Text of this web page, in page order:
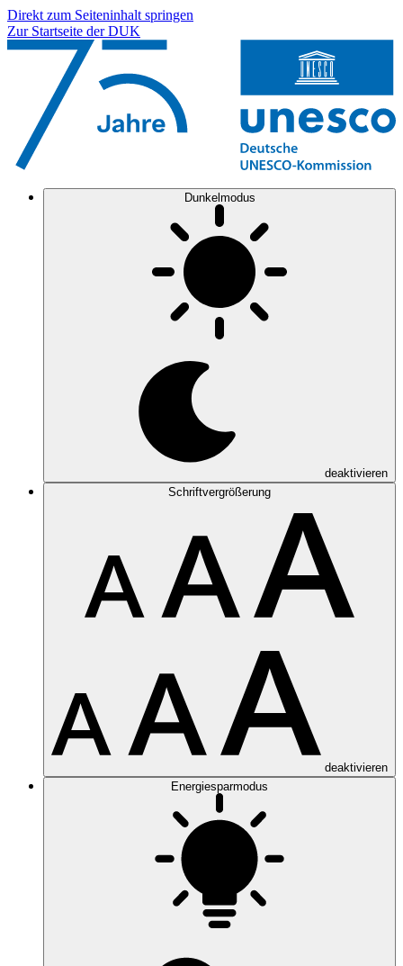
Direkt zum Seiteninhalt springen
Zur Startseite der DUK
Dunkelmodus
deaktivieren
Schriftvergrößerung
deaktivieren
Energiesparmodus